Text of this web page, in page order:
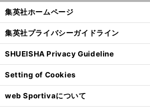
集英社ホームページ
集英社プライバシーガイドライン
SHUEISHA Privacy Guideline
Setting of Cookies
web Sportivaについて